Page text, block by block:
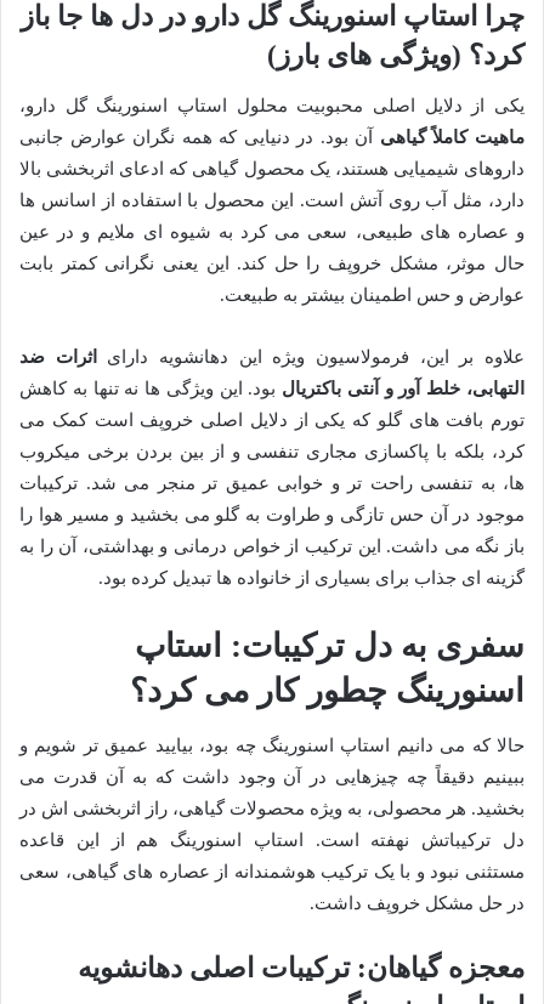
چرا استاپ اسنورینگ گل دارو در دل ها جا باز
کرد؟ (ویژگی های بارز)
یکی از دلایل اصلی محبوبیت محلول استاپ اسنورینگ گل دارو،
ماهیت کاملاً گیاهی آن بود. در دنیایی که همه نگران عوارض جانبی
داروهای شیمیایی هستند، یک محصول گیاهی که ادعای اثربخشی بالا
دارد، مثل آب روی آتش است. این محصول با استفاده از اسانس ها
و عصاره های طبیعی، سعی می کرد به شیوه ای ملایم و در عین
حال موثر، مشکل خروپف را حل کند. این یعنی نگرانی کمتر بابت
عوارض و حس اطمینان بیشتر به طبیعت.
علاوه بر این، فرمولاسیون ویژه این دهانشویه دارای
اثرات ضد
التهابی، خلط آور و آنتی باکتریال بود. این ویژگی ها نه تنها به کاهش
تورم بافت های گلو که یکی از دلایل اصلی خروپف است کمک می
کرد، بلکه با پاکسازی مجاری تنفسی و از بین بردن برخی میکروب
ها، به تنفسی راحت تر و خوابی عمیق تر منجر می شد. ترکیبات
موجود در آن حس تازگی و طراوت به گلو می بخشید و مسیر هوا را
باز نگه می داشت. این ترکیب از خواص درمانی و بهداشتی، آن را به
گزینه ای جذاب برای بسیاری از خانواده ها تبدیل کرده بود.
سفری به دل ترکیبات: استاپ
اسنورینگ چطور کار می کرد؟
حالا که می دانیم استاپ اسنورینگ چه بود، بیایید عمیق تر شویم و
ببینیم دقیقاً چه چیزهایی در آن وجود داشت که به آن قدرت می
بخشید. هر محصولی، به ویژه محصولات گیاهی، راز اثربخشی اش در
دل ترکیباتش نهفته است. استاپ اسنورینگ هم از این قاعده
مستثنی نبود و با یک ترکیب هوشمندانه از عصاره های گیاهی، سعی
در حل مشکل خروپف داشت.
معجزه گیاهان: ترکیبات اصلی دهانشویه